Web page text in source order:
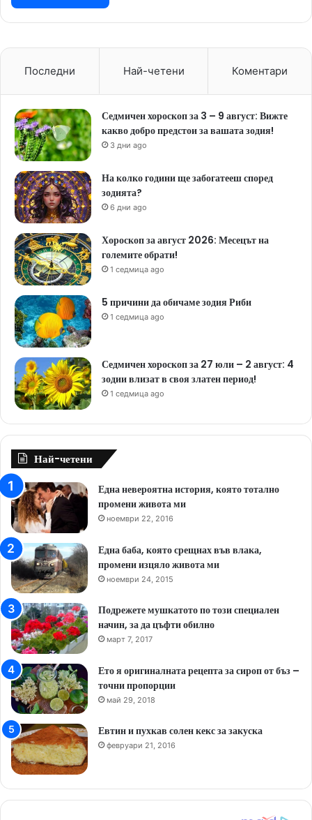
Последни Най-четени Коментари
Седмичен хороскоп за 3 – 9 август: Вижте
какво добро предстои за вашата зодия!
3 дни ago
На колко години ще забогатееш според
зодията?
6 дни ago
Хороскоп за август 2026: Месецът на
големите обрати!
1 седмица ago
5 причини да обичаме зодия Риби
1 седмица ago
Седмичен хороскоп за 27 юли – 2 август: 4
зодии влизат в своя златен период!
1 седмица ago
Най-четени
Една невероятна история, която тотално
промени живота ми
ноември 22, 2016
Една баба, която срещнах във влака,
промени изцяло живота ми
ноември 24, 2015
Подрежете мушкатото по този специален
начин, за да цъфти обилно
март 7, 2017
Ето я оригиналната рецепта за сироп от бъз –
точни пропорции
май 29, 2018
Евтин и пухкав солен кекс за закуска
февруари 21, 2016